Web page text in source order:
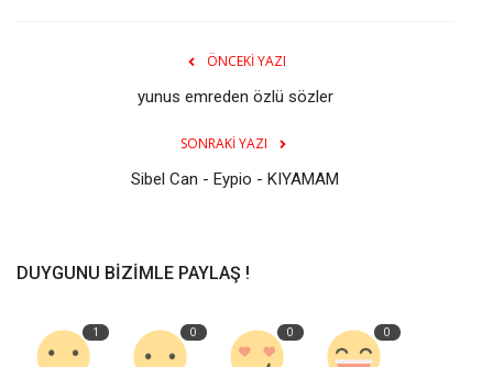
ÖNCEKI YAZI
yunus emreden özlü sözler
SONRAKI YAZI
Sibel Can - Eypio - KIYAMAM
DUYGUNU BIZIMLE PAYLAŞ !
1 0 0 0